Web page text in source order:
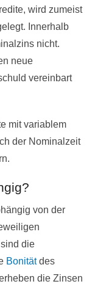
wird zumeist
Innerhalb
nicht.
neue
vereinbart
mit variablem
der Nominalzeit
von der
die
Bonitätdes
die Zinsen